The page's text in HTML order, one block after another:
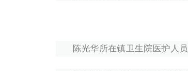
陈光华所在镇卫生院医护人